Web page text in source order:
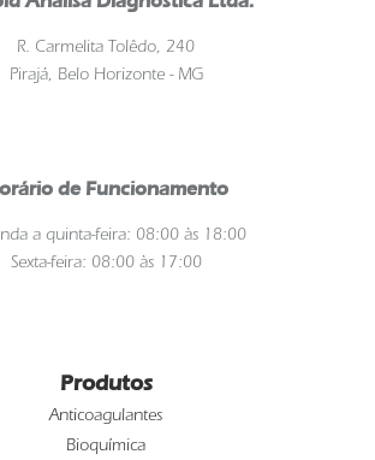
R. Carmelita Tolêdo, 240
Pirajá, Belo Horizonte - MG
de Funcionamento
a quinta-feira: 08:00 às 18:00
Sexta-feira: 08:00 às 17:00
Produtos
Anticoagulantes
Bioquímica